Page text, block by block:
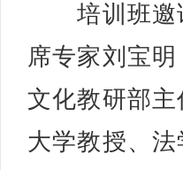
培训班邀
席专家刘宝
文化教研部
大学教授、